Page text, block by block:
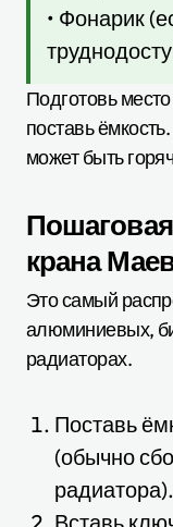
• Фонарик
Подготовь
поставь
может быть
крана
Это самый
алюминиевых,
радиаторах.
Поставь
(обычно
радиатора).